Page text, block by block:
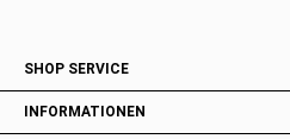
SHOP SERVICE
INFORMATIONEN